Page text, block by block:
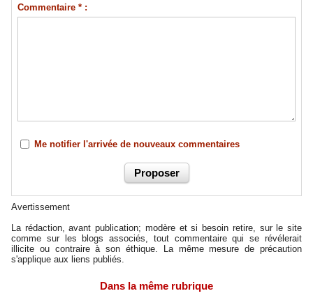
Commentaire * :
Me notifier l'arrivée de nouveaux commentaires
Avertissement
La rédaction, avant publication; modère et si besoin retire, sur le site
comme sur les blogs associés, tout commentaire qui se révélerait
illicite ou contraire à son éthique. La même mesure de précaution
s'applique aux liens publiés.
Dans la même rubrique